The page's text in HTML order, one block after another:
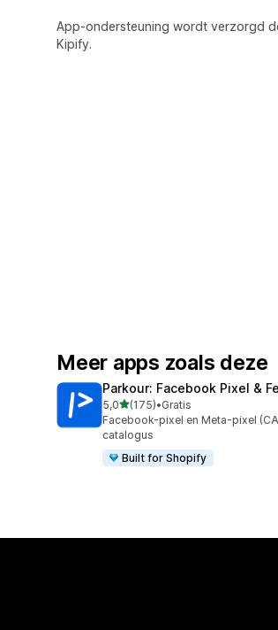
App-ondersteuning wordt verzorgd
Kipify.
Meer apps zoals deze
Parkour: Facebook Pixel &
5,0van 5 sterren
(175)
175 recensies in totaal
•Gratis
Facebook-pixel en Meta-pixel
catalogus
Built for Shopify